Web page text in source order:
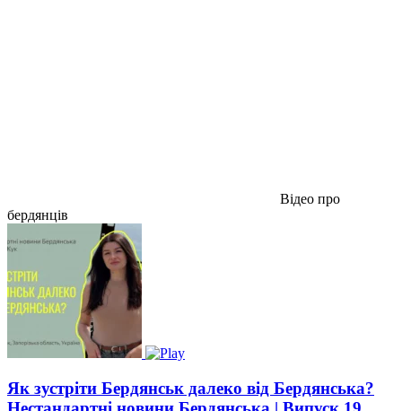
Відео про
бердянців
Як зустріти Бердянськ далеко від Бердянська?